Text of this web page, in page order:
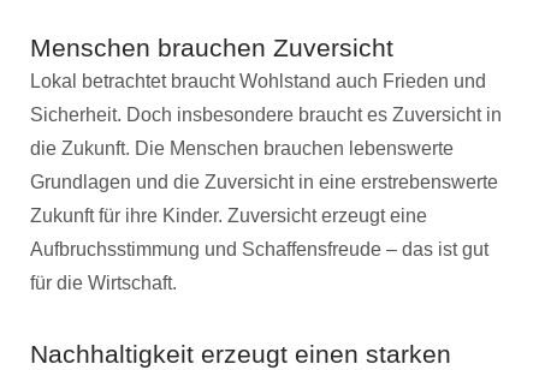
Menschen brauchen Zuversicht
Lokal betrachtet braucht Wohlstand auch Frieden und
Sicherheit. Doch insbesondere braucht es Zuversicht in
die Zukunft. Die Menschen brauchen lebenswerte
Grundlagen und die Zuversicht in eine erstrebenswerte
Zukunft für ihre Kinder. Zuversicht erzeugt eine
Aufbruchsstimmung und Schaffensfreude – das ist gut
für die Wirtschaft.
Nachhaltigkeit erzeugt einen starken